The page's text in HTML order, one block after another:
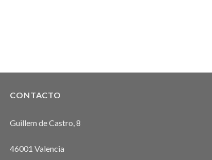
CONTACTO
Guillem de Castro, 8
46001 Valencia